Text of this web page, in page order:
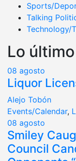
Sports/
Talking
Technology/
Lo último
08 agosto
Liquor
Alejo Tobón
Events/Calendar,
08 agosto
Smiley
Council